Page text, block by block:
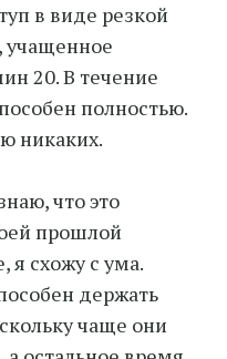
в виде резкой
учащенное
20. В течение
полностью.
никаких.
что это
прошлой
я схожу с ума.
держать
чаще они